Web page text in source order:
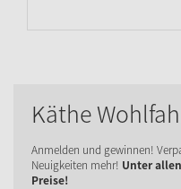
Käthe
Anmelden und gewinnen!
Neuigkeiten mehr! Unter
Preise!